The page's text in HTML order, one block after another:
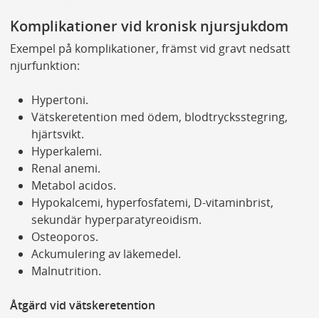
Komplikationer vid kronisk njursjukdom
Exempel på komplikationer, främst vid gravt nedsatt
njurfunktion:
Hypertoni.
Vätskeretention med ödem, blodtrycksstegring,
hjärtsvikt.
Hyperkalemi.
Renal anemi.
Metabol acidos.
Hypokalcemi, hyperfosfatemi, D-vitaminbrist,
sekundär hyperparatyreoidism.
Osteoporos.
Ackumulering av läkemedel.
Malnutrition.
Åtgärd vid vätskeretention